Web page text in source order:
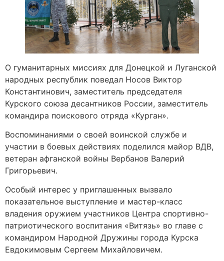
О гуманитарных миссиях для Донецкой и Луганской
народных республик поведал Носов Виктор
Константинович, заместитель председателя
Курского союза десантников России, заместитель
командира поискового отряда «Курган».
Воспоминаниями о своей воинской службе и
участии в боевых действиях поделился майор ВДВ,
ветеран афганской войны Вербанов Валерий
Григорьевич.
Особый интерес у приглашенных вызвало
показательное выступление и мастер-класс
владения оружием участников Центра спортивно-
патриотического воспитания «Витязь» во главе с
командиром Народной Дружины города Курска
Евдокимовым Сергеем Михайловичем.